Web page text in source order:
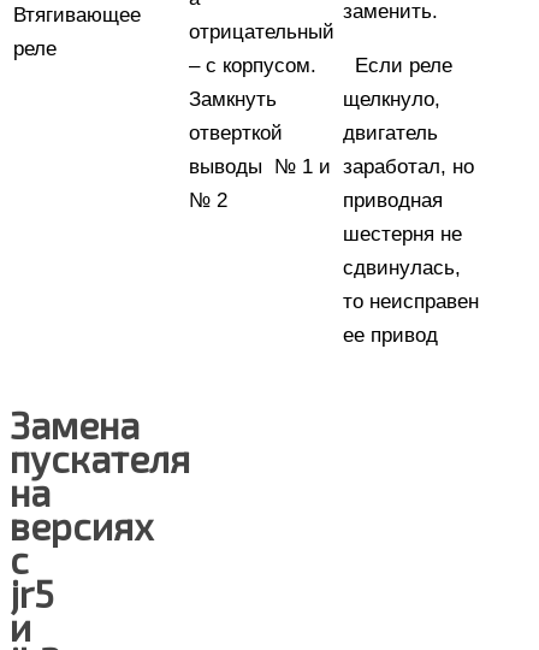
Втягивающее
реле
отрицательный
– с корпусом.
Замкнуть
отверткой
выводы № 1 и
№ 2
заменить.
Если реле
щелкнуло,
двигатель
заработал, но
приводная
шестерня не
сдвинулась,
то неисправен
ее привод
Замена
пускателя
на
версиях
с
jr5
и